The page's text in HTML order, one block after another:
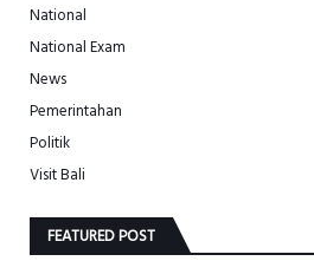
National
National Exam
News
Pemerintahan
Politik
Visit Bali
FEATURED POST